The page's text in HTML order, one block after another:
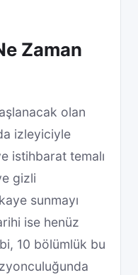
Zaman
olan
izleyiciyle
istihbarat temalı
gizli
sunmayı
ise henüz
10 bölümlük bu